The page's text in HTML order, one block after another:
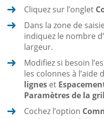
Cliquez sur l’onglet
Dans la zone de saisie
indiquez le nombre
largeur.
Modifiez si besoin
les colonnes à l’aide
lignes et
Paramètres de la
Cochez l’option